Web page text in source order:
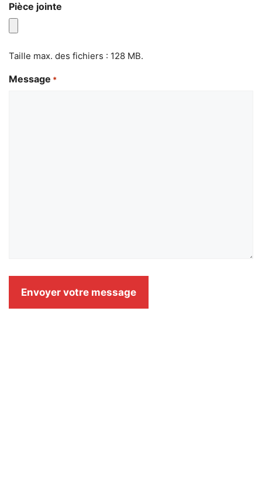
Pièce jointe
Taille max. des fichiers : 128 MB.
Message *